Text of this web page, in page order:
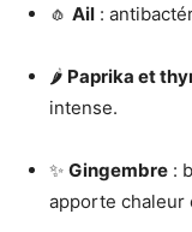
🧄 Ail :
🌶 Paprika et
intense.
✨ Gingembre :
apporte chaleur